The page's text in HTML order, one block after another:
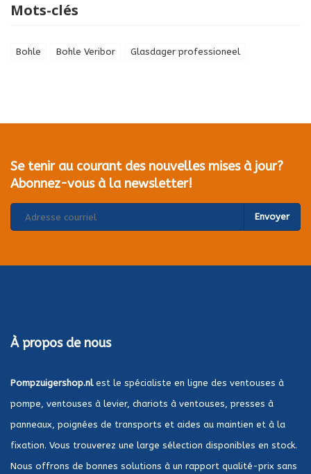
Mots-clés
Bohle Bohle Veribor Glasdager professioneel
Se tenir au courant des nouvelles mises à jour?
Abonnez-vous à la newsletter!
Envoyer
À propos de nous
Pompzuigershop.nlest le spécialiste en ligne des ventouses à
pompe, ventouses à levier, chariots à ventouses, presses à
panneaux, poignées de transports et aides au maintien et à la
fixation. Vous trouverez une large sélection disponibles en stock.
Nous offrons de bonnes solutions à un rapport qualité-prix sans